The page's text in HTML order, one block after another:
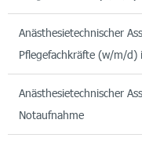
Anästhesietechnischer
Pflegefachkräfte (w/m/d)
Anästhesietechnischer
Notaufnahme